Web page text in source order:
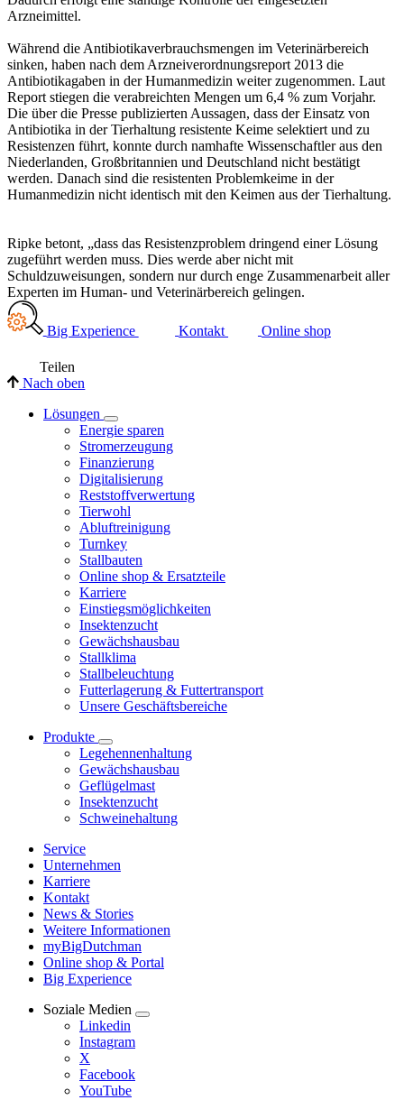
Arzneimittel.
Während die Antibiotikaverbrauchsmengen im Veterinärbereich
sinken, haben nach dem Arzneiverordnungsreport 2013 die
Antibiotikagaben in der Humanmedizin weiter zugenommen. Laut
Report stiegen die verabreichten Mengen um 6,4 % zum Vorjahr.
Die über die Presse publizierten Aussagen, dass der Einsatz von
Antibiotika in der Tierhaltung resistente Keime selektiert und zu
Resistenzen führt, konnte durch namhafte Wissenschaftler aus den
Niederlanden, Großbritannien und Deutschland nicht bestätigt
werden. Danach sind die resistenten Problemkeime in der
Humanmedizin nicht identisch mit den Keimen aus der Tierhaltung.
Ripke betont, „dass das Resistenzproblem dringend einer Lösung
zugeführt werden muss. Dies werde aber nicht mit
Schuldzuweisungen, sondern nur durch enge Zusammenarbeit aller
Experten im Human- und Veterinärbereich gelingen.
Big Experience Kontakt Online shop
Teilen
Nach oben
Lösungen
Energie sparen
Stromerzeugung
Finanzierung
Digitalisierung
Reststoffverwertung
Tierwohl
Abluftreinigung
Turnkey
Stallbauten
Online shop & Ersatzteile
Karriere
Einstiegsmöglichkeiten
Insektenzucht
Gewächshausbau
Stallklima
Stallbeleuchtung
Futterlagerung & Futtertransport
Unsere Geschäftsbereiche
Produkte
Legehennenhaltung
Gewächshausbau
Geflügelmast
Insektenzucht
Schweinehaltung
Service
Unternehmen
Karriere
Kontakt
News & Stories
Weitere Informationen
myBigDutchman
Online shop & Portal
Big Experience
Soziale Medien
Linkedin
Instagram
X
Facebook
YouTube